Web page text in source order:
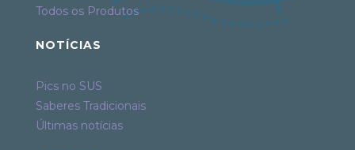
Todos os Produtos
NOTÍCIAS
Pics no SUS
Saberes Tradicionais
Últimas notícias